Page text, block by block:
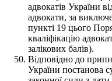
адвокатів України
адвокати, за
пункті 19 цього
кваліфікацію
залікових балів).
Відповідно до
України постанова